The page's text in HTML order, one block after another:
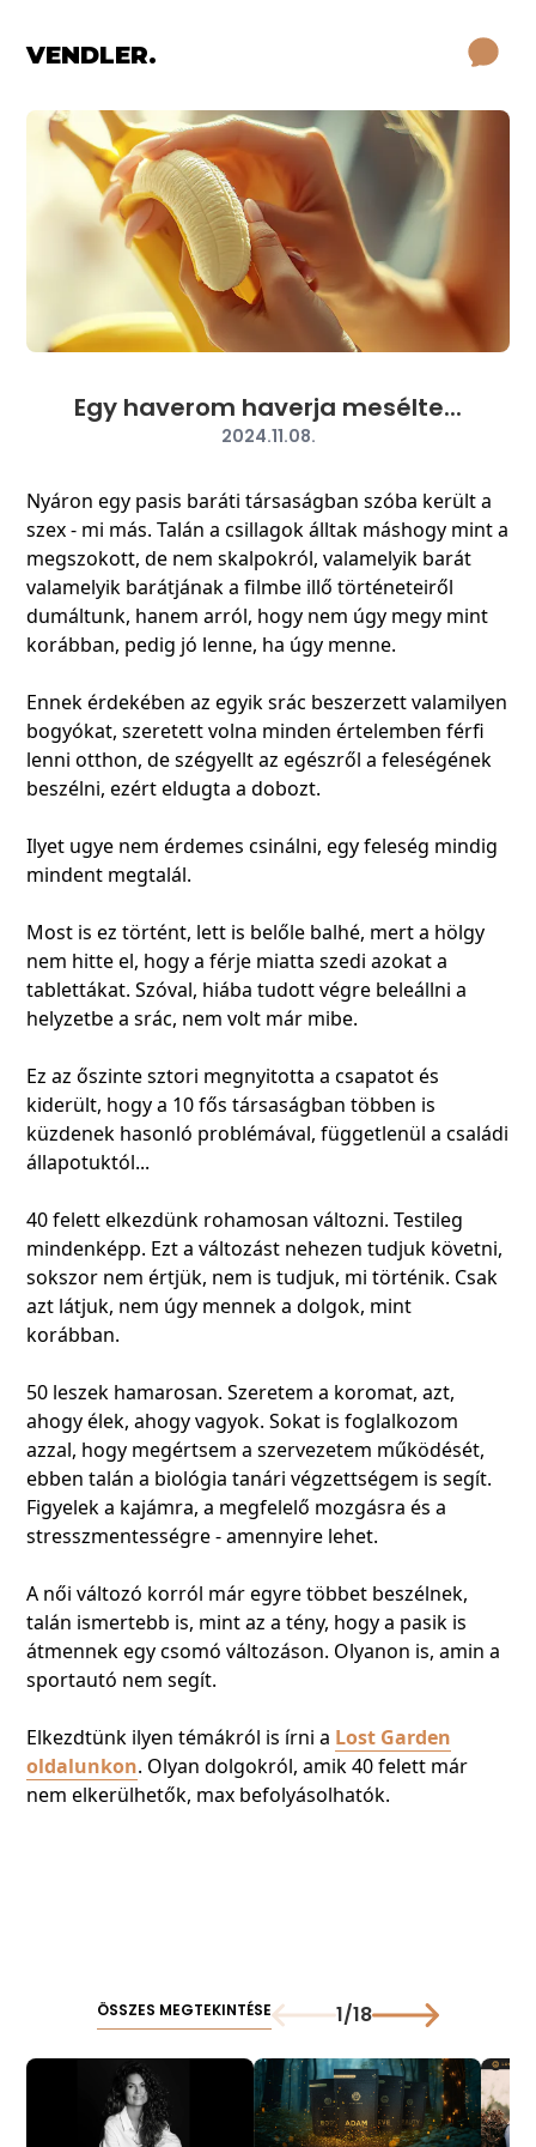
VENDLER.
Egy haverom haverja mesélte...
2024.11.08.
Nyáron egy pasis baráti társaságban szóba került a
szex - mi más. Talán a csillagok álltak máshogy mint a
megszokott, de nem skalpokról, valamelyik barát
valamelyik barátjának a filmbe illő történeteiről
dumáltunk, hanem arról, hogy nem úgy megy mint
korábban, pedig jó lenne, ha úgy menne.
Ennek érdekében az egyik srác beszerzett valamilyen
bogyókat, szeretett volna minden értelemben férfi
lenni otthon, de szégyellt az egészről a feleségének
beszélni, ezért eldugta a dobozt.
Ilyet ugye nem érdemes csinálni, egy feleség mindig
mindent megtalál.
Most is ez történt, lett is belőle balhé, mert a hölgy
nem hitte el, hogy a férje miatta szedi azokat a
tablettákat. Szóval, hiába tudott végre beleállni a
helyzetbe a srác, nem volt már mibe.
Ez az őszinte sztori megnyitotta a csapatot és
kiderült, hogy a 10 fős társaságban többen is
küzdenek hasonló problémával, függetlenül a családi
állapotuktól...
40 felett elkezdünk rohamosan változni. Testileg
mindenképp. Ezt a változást nehezen tudjuk követni,
sokszor nem értjük, nem is tudjuk, mi történik. Csak
azt látjuk, nem úgy mennek a dolgok, mint
korábban.
50 leszek hamarosan. Szeretem a koromat, azt,
ahogy élek, ahogy vagyok. Sokat is foglalkozom
azzal, hogy megértsem a szervezetem működését,
ebben talán a biológia tanári végzettségem is segít.
Figyelek a kajámra, a megfelelő mozgásra és a
stresszmentességre - amennyire lehet.
A női változó korról már egyre többet beszélnek,
talán ismertebb is, mint az a tény, hogy a pasik is
átmennek egy csomó változáson. Olyanon is, amin a
sportautó nem segít.
Elkezdtünk ilyen témákról is írni a Lost Garden
oldalunkon. Olyan dolgokról, amik 40 felett már
nem elkerülhetők, max befolyásolhatók.
ÖSSZES MEGTEKINTÉSE 1/18